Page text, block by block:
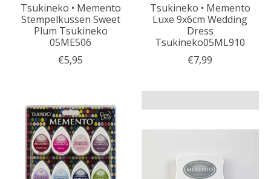
Tsukineko • Memento
Stempelkussen Sweet
Plum Tsukineko
05ME506
€5,95
Tsukineko • Memento
Luxe 9x6cm Wedding
Dress
Tsukineko05ML910
€7,99